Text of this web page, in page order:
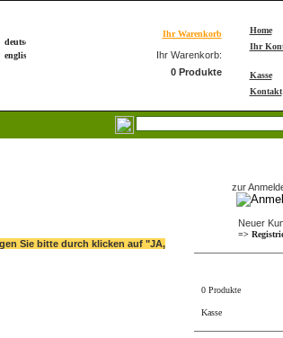
Ihr Warenkorb
Ihr Warenkorb:
0 Produkte
Home
Ihr
Kasse
Kontakt
Sie bitte durch klicken auf "JA,
zur
Neuer
=>
0 Produkte
Kasse